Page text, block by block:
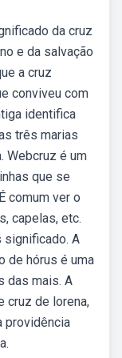
da cruz
e da salvação
a cruz
conviveu com
identifica
três marias
Webcruz é um
que se
comum ver o
capelas, etc.
significado. A
de hórus é uma
das mais. A
cruz de lorena,
providência